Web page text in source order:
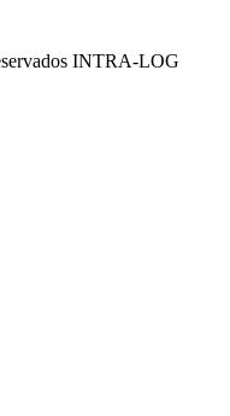
INTRA-LOG